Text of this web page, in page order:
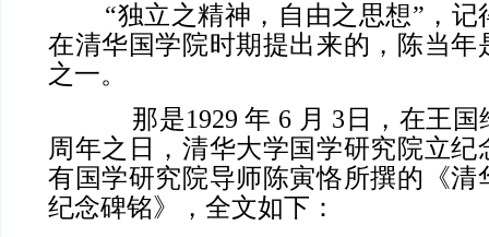
“独立之精神，自由之思想”，记
在清华国学院时期提出来的，陈当年
之一。
那是1929 年 6 月 3日，在王国
周年之日，清华大学国学研究院立纪
有国学研究院导师陈寅恪所撰的《清
纪念碑铭》，全文如下：